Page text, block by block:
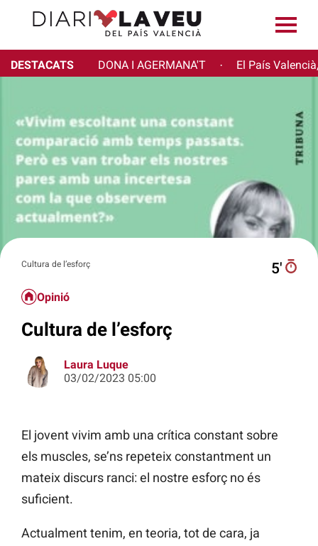
DESTACATS DONA I AGERMANA'T · El País
Cultura de l’esforç 5′
Opinió
Cultura de l’esforç
Laura Luque
03/02/2023 05:00
El jovent vivim amb una crítica constant sobre
els muscles, se’ns repeteix constantment un
mateix discurs ranci: el nostre esforç no és
suficient.
Actualment tenim, en teoria, tot de cara, ja